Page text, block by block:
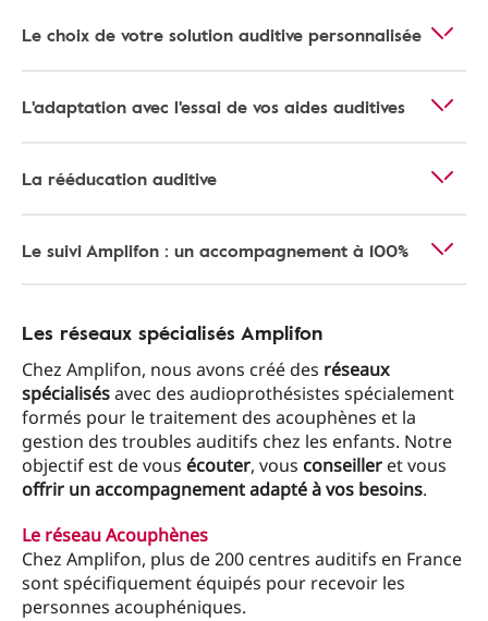
Le choix de votre solution auditive personnalisée
L'adaptation avec l'essai de vos aides auditives
La rééducation auditive
Le suivi Amplifon : un accompagnement à 100%
Les réseaux spécialisés Amplifon
Chez Amplifon, nous avons créé des réseaux
spécialisésavec des audioprothésistes spécialement
formés pour le traitement des acouphènes et la
gestion des troubles auditifs chez les enfants. Notre
objectif est de vous écouter, vous conseiller et vous
offrir un accompagnement adapté à vos besoins.
Le réseau Acouphènes
Chez Amplifon, plus de 200 centres auditifs en France
sont spécifiquement équipés pour recevoir les
personnes acouphéniques.